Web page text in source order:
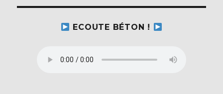
ECOUTE BÉTON !